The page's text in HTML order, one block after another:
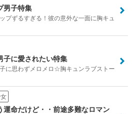
男子特集
プずるすぎる！彼の意外な一面に胸キュ
子に愛されたい特集
に思わずメロメロ☆胸キュンラブストー
運命だけど・・前途多難なロマン